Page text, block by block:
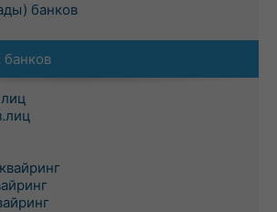
банков
банков